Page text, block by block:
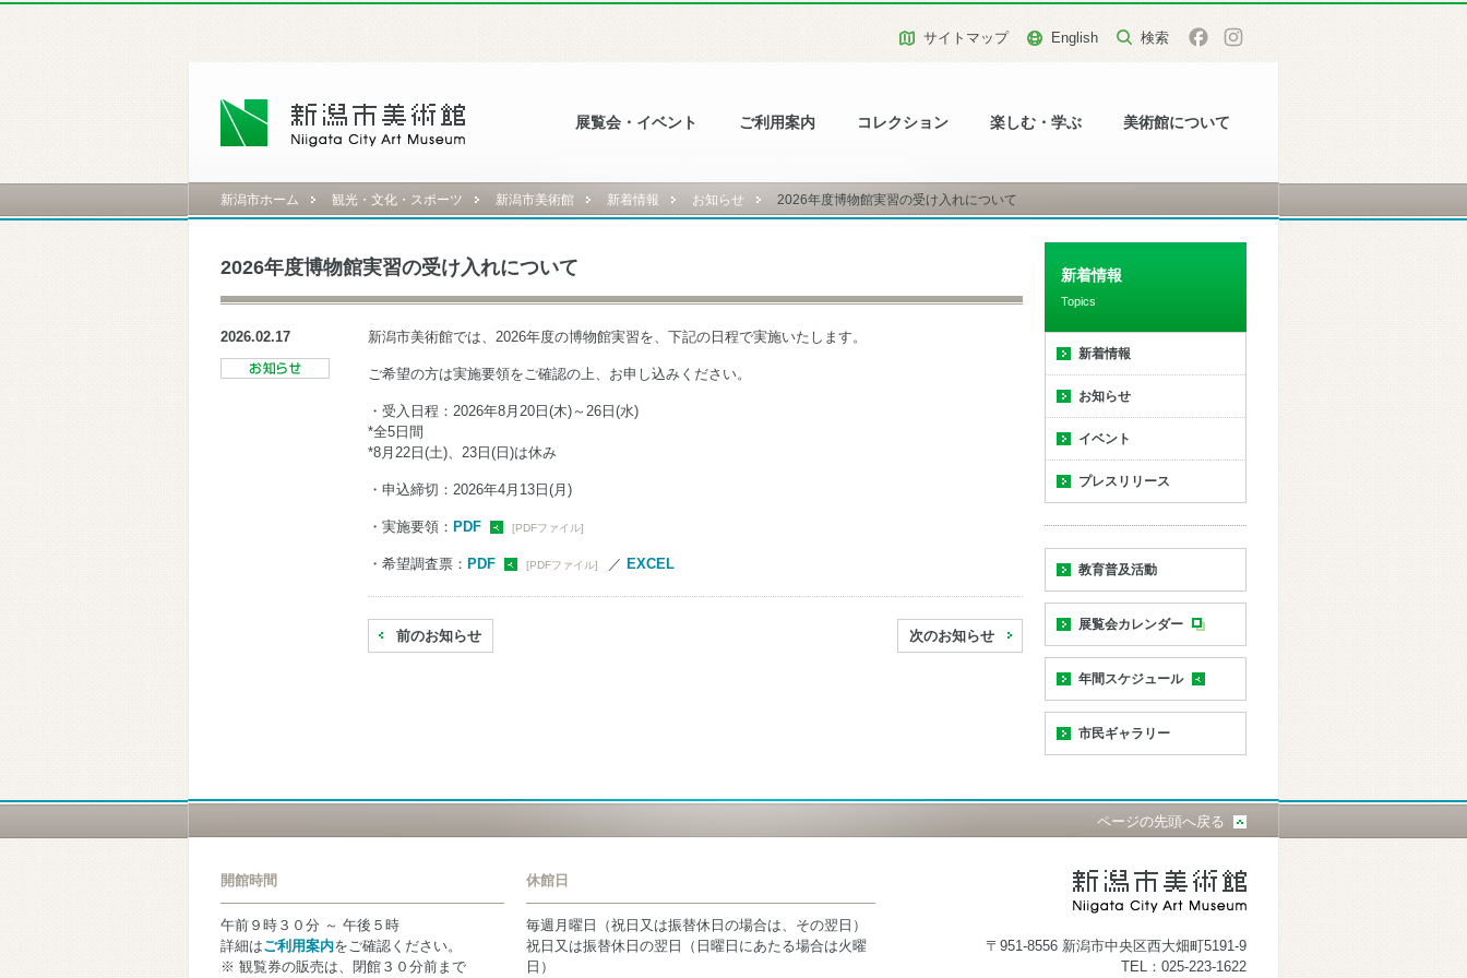
展覧会・イベント ご利用案内 コレクション 楽しむ・学ぶ 美術館について
サイトマップ English
新潟市ホーム 観光・文化・スポーツ 新潟市美術館 新着情報 お知らせ 2026年度博物館実習の受け入れについて
2026年度博物館実習の受け入れについて
2026.02.17 新潟市美術館では、2026年度の博物館実習を、下記の日程で実施いたします。
ご希望の方は実施要領をご確認の上、お申し込みください。
・受入日程：2026年8月20日(木)～26日(水)
*全5日間
*8月22日(土)、23日(日)は休み
・申込締切：2026年4月13日(月)
・実施要領： PDF [PDFファイル]
・希望調査票： PDF [PDFファイル] ／ EXCEL
前のお知らせ 次のお知らせ
新着情報
Topics
新着情報
お知らせ
イベント
プレスリリース
教育普及活動
展覧会カレンダー
年間スケジュール
市民ギャラリー
ページの先頭へ戻る
開館時間
午前９時３０分 ～ 午後５時
詳細はご利用案内をご確認ください。
※ 観覧券の販売は、閉館３０分前まで
休館日
毎週月曜日（祝日又は振替休日の場合は、その翌日）
祝日又は振替休日の翌日（日曜日にあたる場合は火曜
日）
〒951-8556 新潟市中央区西大畑町5191-9
TEL：025-223-1622